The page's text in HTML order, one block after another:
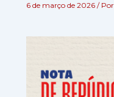
6 de março de 2026 / Por